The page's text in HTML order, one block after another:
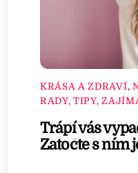
KRÁSA A ZDRAVÍ,
RADY, TIPY,
Trápí vás
Zatočte s ním